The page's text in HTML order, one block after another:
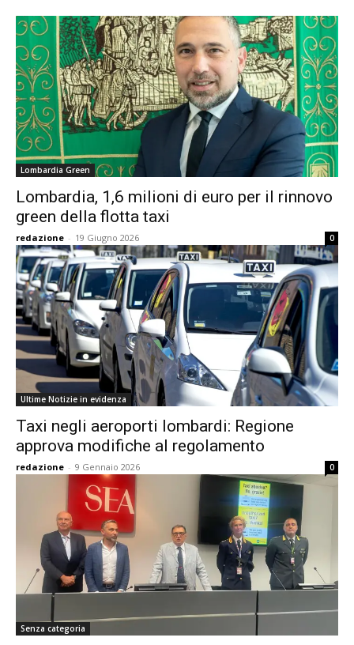
Lombardia Green
Lombardia, 1,6 milioni di euro per il rinnovo
green della flotta taxi
redazione - 19 Giugno 2026 0
Ultime Notizie in evidenza
Taxi negli aeroporti lombardi: Regione
approva modifiche al regolamento
redazione - 9 Gennaio 2026 0
Senza categoria